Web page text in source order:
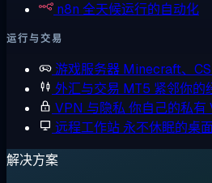
n8n 全天候运行的自动化
运行与交易
游戏服务器 Minecraft、
外汇与交易 MT5 紧邻你的
VPN 与隐私 你自己的私有
远程工作站 永不休眠的桌
解决方案